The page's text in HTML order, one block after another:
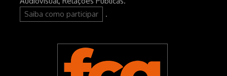
Saiba como participar
.